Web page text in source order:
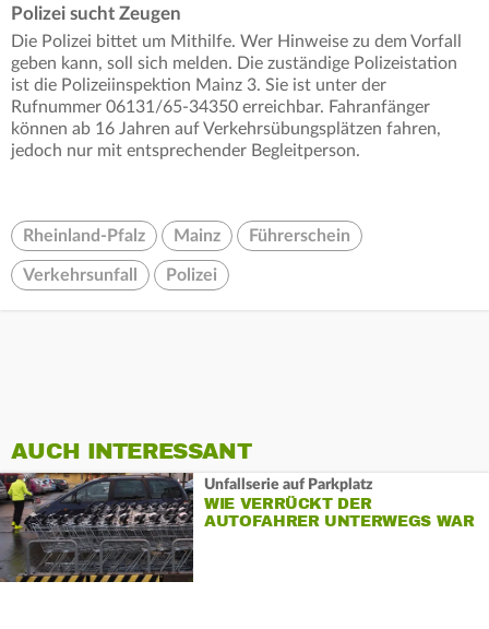
Polizei sucht Zeugen
Die Polizei bittet um Mithilfe. Wer Hinweise zu dem Vorfall
geben kann, soll sich melden. Die zuständige Polizeistation
ist die Polizeiinspektion Mainz 3. Sie ist unter der
Rufnummer 06131/65-34350 erreichbar. Fahranfänger
können ab 16 Jahren auf Verkehrsübungsplätzen fahren,
jedoch nur mit entsprechender Begleitperson.
Rheinland-Pfalz Mainz Führerschein
Verkehrsunfall Polizei
AUCH INTERESSANT
Unfallserie auf Parkplatz
WIE VERRÜCKT DER
AUTOFAHRER UNTERWEGS WAR